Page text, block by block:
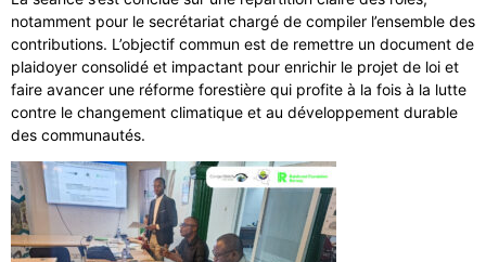
notamment pour le secrétariat chargé de compiler l’ensemble des
contributions. L’objectif commun est de remettre un document de
plaidoyer consolidé et impactant pour enrichir le projet de loi et
faire avancer une réforme forestière qui profite à la fois à la lutte
contre le changement climatique et au développement durable
des communautés.